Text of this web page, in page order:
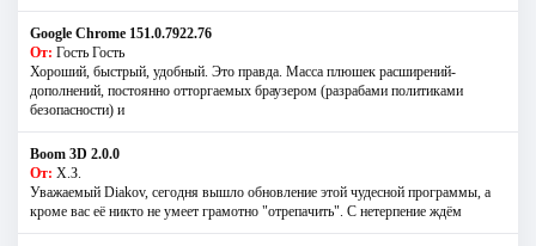
Google Chrome 151.0.7922.76
От: Гость Гость
Хороший, быстрый, удобный. Это правда. Масса плюшек расширений-
дополнений, постоянно отторгаемых браузером (разрабами политиками
безопасности) и
Boom 3D 2.0.0
От: Х.З.
Уважаемый Diakov, сегодня вышло обновление этой чудесной программы, а
кроме вас её никто не умеет грамотно "отрепачить". С нетерпение ждём